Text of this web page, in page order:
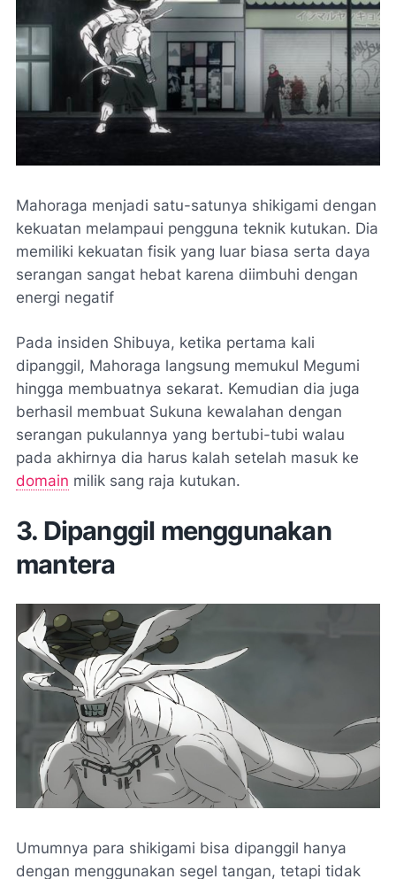
Mahoraga menjadi satu-satunya shikigami dengan
kekuatan melampaui pengguna teknik kutukan. Dia
memiliki kekuatan fisik yang luar biasa serta daya
serangan sangat hebat karena diimbuhi dengan
energi negatif
Pada insiden Shibuya, ketika pertama kali
dipanggil, Mahoraga langsung memukul Megumi
hingga membuatnya sekarat. Kemudian dia juga
berhasil membuat Sukuna kewalahan dengan
serangan pukulannya yang bertubi-tubi walau
pada akhirnya dia harus kalah setelah masuk ke
domain milik sang raja kutukan.
3. Dipanggil menggunakan
mantera
Umumnya para shikigami bisa dipanggil hanya
dengan menggunakan segel tangan, tetapi tidak